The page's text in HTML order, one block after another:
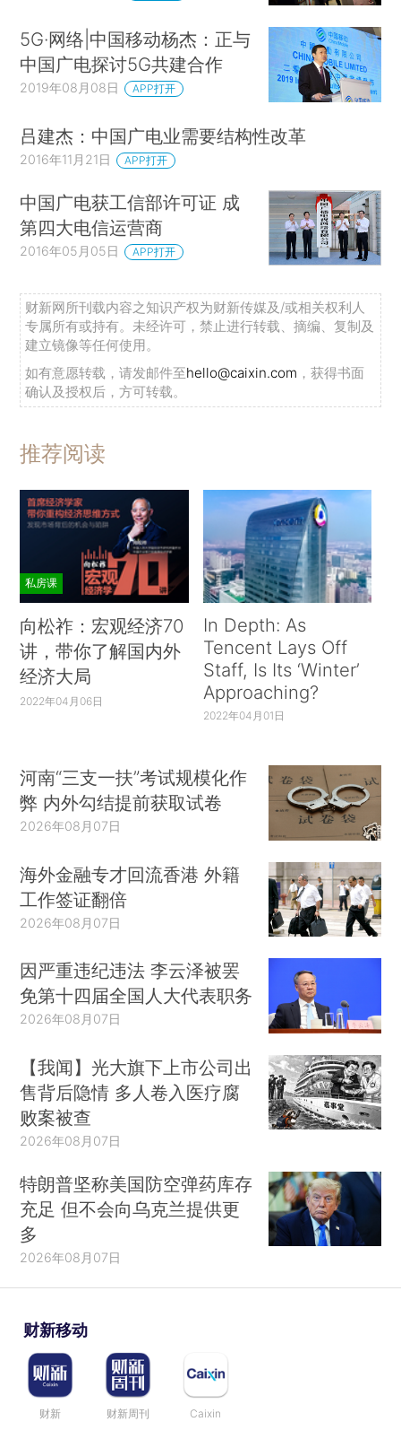
5G·网络|中国移动杨杰：正与
中国广电探讨5G共建合作
2019年08月08日 APP打开
吕建杰：中国广电业需要结构性改革
2016年11月21日 APP打开
中国广电获工信部许可证 成
第四大电信运营商
2016年05月05日 APP打开
财新网所刊载内容之知识产权为财新传媒及/或相关权利人
专属所有或持有。未经许可，禁止进行转载、摘编、复制及
建立镜像等任何使用。
如有意愿转载，请发邮件至hello@caixin.com ，获得书面
确认及授权后，方可转载。
推荐阅读
私房课
向松祚：宏观经济70
讲，带你了解国内外
经济大局
2022年04月06日
In Depth: As
Tencent Lays Off
Staff, Is Its ‘Winter’
Approaching?
2022年04月01日
河南“三支一扶”考试规模化作
弊 内外勾结提前获取试卷
2026年08月07日
海外金融专才回流香港 外籍
工作签证翻倍
2026年08月07日
因严重违纪违法 李云泽被罢
免第十四届全国人大代表职务
2026年08月07日
【我闻】光大旗下上市公司出
售背后隐情 多人卷入医疗腐
败案被查
2026年08月07日
特朗普坚称美国防空弹药库存
充足 但不会向乌克兰提供更
多
2026年08月07日
财新移动
财新 财新周刊 Caixin